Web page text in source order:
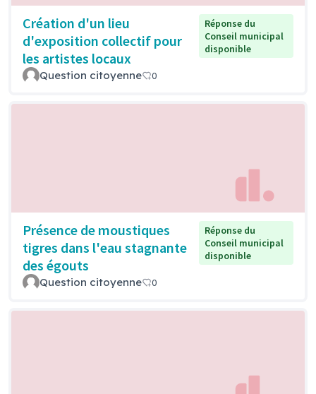
Création d'un lieu
d'exposition collectif pour
les artistes locaux
Réponse du
Conseil municipal
disponible
Question citoyenne 0
Présence de moustiques
tigres dans l'eau stagnante
des égouts
Réponse du
Conseil municipal
disponible
Question citoyenne 0